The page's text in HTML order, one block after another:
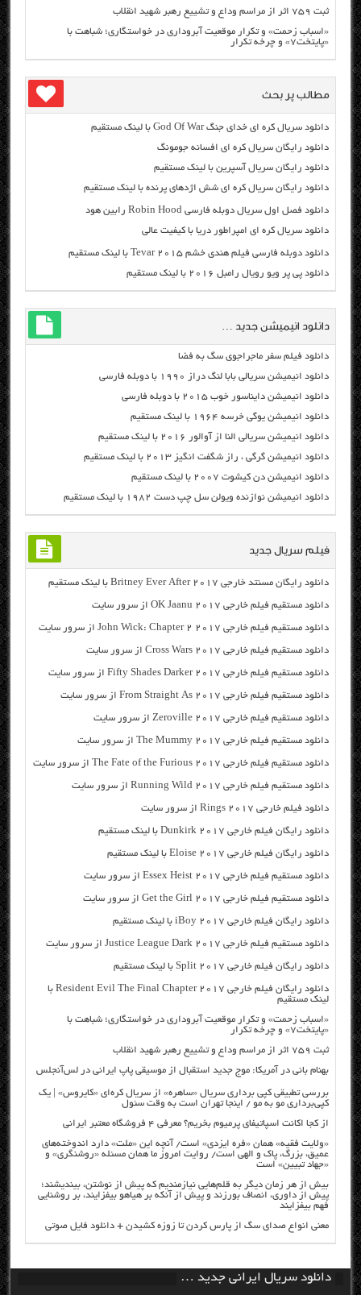
ثبت ۷۵۹ اثر از مراسم وداع و تشییع رهبر شهید انقلاب
«اسباب زحمت» و تکرار موقعیت آبروداری در خواستگاری؛ شباهت با
«پایتخت۷» و چرخه تکرار
مطالب پر بحث
دانلود سریال کره ای خدای جنگ God Of War با لینک مستقیم
دانلود رایگان سریال کره ای افسانه جومونگ
دانلود رایگان سریال آسپرین با لینک مستقیم
دانلود رایگان سریال کره ای شش اژدهای پرنده با لینک مستقیم
دانلود فصل اول سریال دوبله فارسی Robin Hood رابین هود
دانلود سریال کره ای امپراطور دریا با کیفیت عالی
دانلود دوبله فارسی فیلم هندی خشم Tevar ۲۰۱۵ با لینک مستقیم
دانلود پی پر ویو رویال رامبل ۲۰۱۶ با لینک مستقیم
دانلود انیمیشن جدید …
دانلود فیلم سفر ماجراجوی سگ به فضا
دانلود انیمیشن سریالی بابا لنگ دراز ۱۹۹۰ با دوبله فارسی
دانلود انیمیشن دایناسور خوب ۲۰۱۵ با دوبله فارسی
دانلود انیمیشن یوگی خرسه ۱۹۶۴ با لینک مستقیم
دانلود انیمیشن سریالی النا از آوالور ۲۰۱۶ با لینک مستقیم
دانلود انیمیشن گرگی ، راز شگفت انگیز ۲۰۱۳ با لینک مستقیم
دانلود انیمیشن دن کیشوت ۲۰۰۷ با لینک مستقیم
دانلود انیمیشن نوازنده ویولن سل چپ دست ۱۹۸۲ با لینک مستقیم
فیلم سریال جدید
دانلود رایگان مسنتد خارجی Britney Ever After 2017 با لینک مستقیم
دانلود مستقیم فیلم خارجی OK Jaanu 2017 از سرور سایت
دانلود مستقیم فیلم خارجی John Wick: Chapter 2 2017 از سرور سایت
دانلود مستقیم فیلم خارجی Cross Wars 2017 از سرور سایت
دانلود مستقیم فیلم خارجی Fifty Shades Darker 2017 از سرور سایت
دانلود مستقیم فیلم خارجی From Straight As 2017 از سرور سایت
دانلود مستقیم فیلم خارجی Zeroville 2017 از سرور سایت
دانلود مستقیم فیلم خارجی The Mummy 2017 از سرور سایت
دانلود مستقیم فیلم خارجی The Fate of the Furious 2017 از سرور سایت
دانلود مستقیم فیلم خارجی Running Wild 2017 از سرور سایت
دانلود فیلم خارجی Rings 2017 از سرور سایت
دانلود رایگان فیلم خارجی Dunkirk 2017 با لینک مستقیم
دانلود رایگان فیلم خارجی Eloise 2017 با لینک مستقیم
دانلود مستقیم فیلم خارجی Essex Heist 2017 از سرور سایت
دانلود مستقیم فیلم خارجی Get the Girl 2017 از سرور سایت
دانلود رایگان فیلم خارجی iBoy 2017 با لینک مستقیم
دانلود مستقیم فیلم خارجی Justice League Dark 2017 از سرور سایت
دانلود رایگان فیلم خارجی Split 2017 با لینک مستقیم
دانلود رایگان فیلم خارجی Resident Evil The Final Chapter 2017 با
لینک مستقیم
«اسباب زحمت» و تکرار موقعیت آبروداری در خواستگاری؛ شباهت با
«پایتخت۷» و چرخه تکرار
ثبت ۷۵۹ اثر از مراسم وداع و تشییع رهبر شهید انقلاب
بهنام بانی در آمریکا: موج جدید استقبال از موسیقی پاپ ایرانی در لس‌آنجلس
بررسی تطبیقی کپی برداری سریال «ساهره» از سریال کره‌ای «کایروس» | یک
کپی‌برداری مو به مو / اینجا تهران است به وقت سئول
از کجا اکانت اسپاتیفای پرمیوم بخریم؟ معرفی ۴ فروشگاه معتبر ایرانی
«ولایت فقیه» همان «فره ایزدی» است/ آنچه این «ملت» دارد اندوخته‌های
عمیق، بزرگ، پاک و الهی است/ روایت امروز ما همان مسئله «روشنگری» و
«جهاد تبیین» است
بیش از هر زمان دیگر به قلم‌هایی نیازمندیم که پیش از نوشتن، بیندیشند؛
پیش از داوری، انصاف بورزند و پیش از آنکه بر هیاهو بیفزایند، بر روشنایی
فهم بیفزایند
معنی انواع صدای سگ از پارس کردن تا زوزه کشیدن + دانلود فایل صوتی
دانلود سریال ایرانی جدید …